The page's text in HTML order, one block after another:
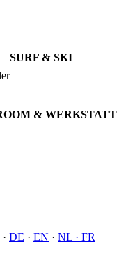
SURF & SKI
JETSURF Boards
& WERKSTATT
DE · EN · NL · FR